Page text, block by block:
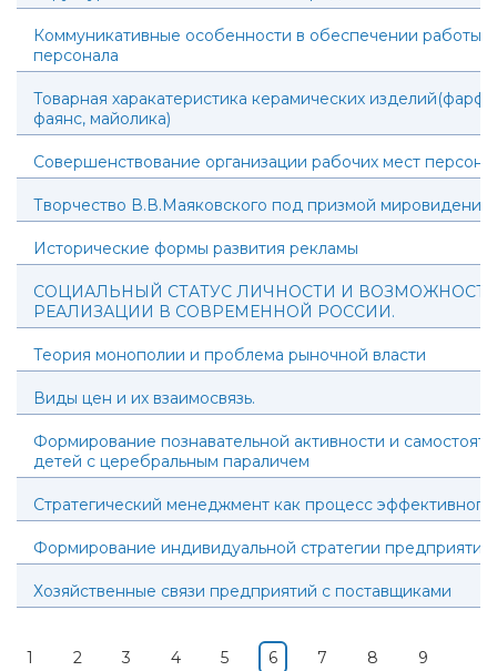
Коммуникативные особенности в обеспечении работы
персонала
Товарная харакатеристика керамических
фаянс, майолика)
Совершенствование организации рабочих мест
Творчество В.В.Маяковского под призмой мировидения
Исторические формы развития рекламы
СОЦИАЛЬНЫЙ СТАТУС ЛИЧНОСТИ И ВОЗМОЖНОСТЬ
РЕАЛИЗАЦИИ В СОВРЕМЕННОЙ РОССИИ.
Теория монополии и проблема рыночной власти
Виды цен и их взаимосвязь.
Формирование познавательной активности и
детей с церебральным параличем
Стратегический менеджмент как процесс эффективного
Формирование индивидуальной стратегии предприятия
Хозяйственные связи предприятий с поставщиками
1 2 3 4 5 6 7 8
9